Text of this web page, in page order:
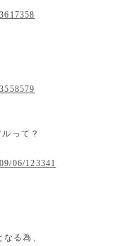
って？
06/123341
る為、